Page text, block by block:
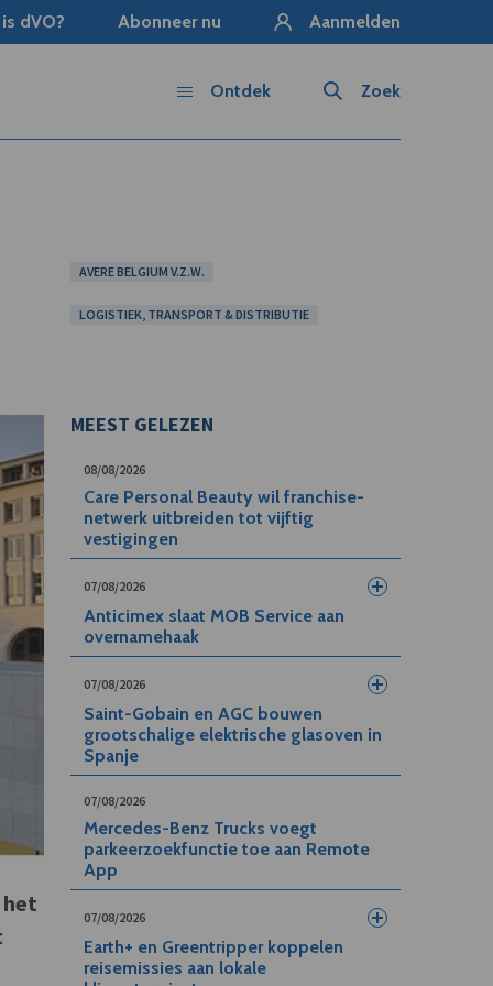
dVO? Abonneer nu Aanmelden
Zoek
Ontdek
het
AVERE BELGIUM V.Z.W.
LOGISTIEK, TRANSPORT & DISTRIBUTIE
MEEST GELEZEN
08/08/2026
Care Personal Beauty wil franchise-
netwerk uitbreiden tot vijftig
vestigingen
07/08/2026
Anticimex slaat MOB Service aan
overnamehaak
07/08/2026
Saint-Gobain en AGC bouwen
grootschalige elektrische glasoven in
Spanje
07/08/2026
Mercedes-Benz Trucks voegt
parkeerzoekfunctie toe aan Remote
App
07/08/2026
Earth+ en Greentripper koppelen
reisemissies aan lokale